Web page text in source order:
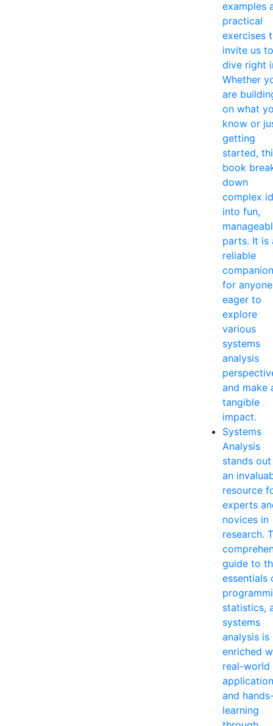
examples
practical
exercises
invite us to
dive right
Whether
are
on what
know or
getting
started,
book
down
complex
into fun,
parts. It is
reliable
companion
for anyone
eager to
explore
various
systems
analysis
and make
tangible
impact.
Systems
Analysis
stands out
an
resource
experts
novices in
research.
guide to
essentials
statistics,
systems
analysis is
enriched
real-world
and
learning